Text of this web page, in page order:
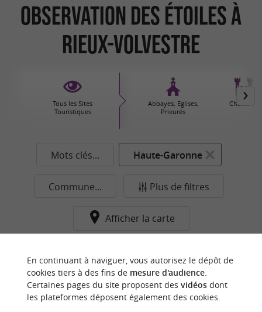
Observation des étoiles à
Rieux-Volvestre
Tous les Sites
Touristiques
Abbayes, Eglises,
Prieurés
Châteaux
Mots clés... Haute-Garonne
Commune... Plus de filtres
Afficher la carte
commune pour le moment...
En continuant à naviguer, vous autorisez le dépôt de
cookies tiers à des fins de mesure d'audience.
Certaines pages du site proposent des vidéosdont
les plateformes déposent également des cookies.